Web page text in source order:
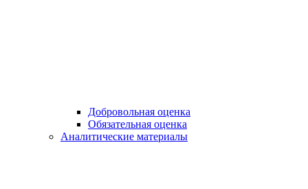
Добровольная оценка
Обязательная оценка
Аналитические материалы